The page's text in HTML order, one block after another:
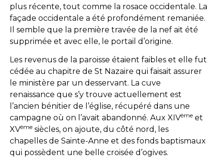
plus récente, tout comme la rosace occidentale. La
façade occidentale a été profondément remaniée.
Il semble que la première travée de la nef ait été
supprimée et avec elle, le portail d’origine.
Les revenus de la paroisse étaient faibles et elle fut
cédée au chapitre de St Nazaire qui faisait assurer
le ministère par un desservant. La cuve
renaissance que s’y trouve actuellement est
l’ancien bénitier de l’église, récupéré dans une
campagne où on l’avait abandonné. Aux XIVème et
XVème siècles, on ajoute, du côté nord, les
chapelles de Sainte-Anne et des fonds baptismaux
qui possèdent une belle croisée d’ogives.